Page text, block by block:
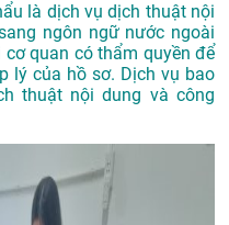
là dịch vụ dịch thuật nội
ngôn ngữ nước ngoài
quan có thẩm quyền để
lý của hồ sơ. Dịch vụ bao
thuật nội dung và công